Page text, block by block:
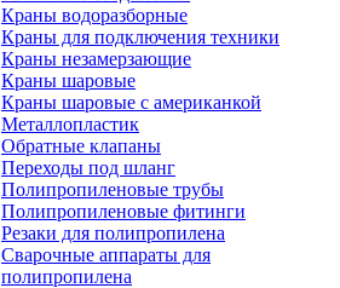
Краны водоразборные
Краны для подключения техники
Краны незамерзающие
Краны шаровые
Краны шаровые с американкой
Металлопластик
Обратные клапаны
Переходы под шланг
Полипропиленовые трубы
Полипропиленовые фитинги
Резаки для полипропилена
Сварочные аппараты для
полипропилена